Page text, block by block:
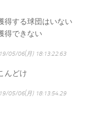
得する球団はいない
得できない
05/06(月) 18:13:22.63
んどけ
05/06(月) 18:13:54.29